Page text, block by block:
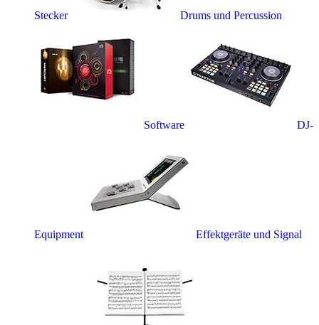
Stecker Drums und Percussion
Software DJ-
Equipment Effektgeräte und Signal